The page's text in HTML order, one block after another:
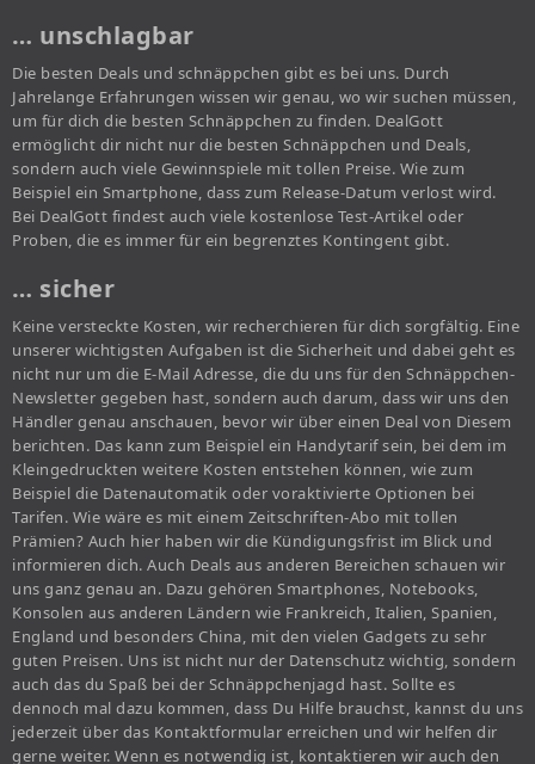
… unschlagbar
Die besten Deals und schnäppchen gibt es bei uns. Durch
Jahrelange Erfahrungen wissen wir genau, wo wir suchen müssen,
um für dich die besten Schnäppchen zu finden. DealGott
ermöglicht dir nicht nur die besten Schnäppchen und Deals,
sondern auch viele Gewinnspiele mit tollen Preise. Wie zum
Beispiel ein Smartphone, dass zum Release-Datum verlost wird.
Bei DealGott findest auch viele kostenlose Test-Artikel oder
Proben, die es immer für ein begrenztes Kontingent gibt.
… sicher
Keine versteckte Kosten, wir recherchieren für dich sorgfältig. Eine
unserer wichtigsten Aufgaben ist die Sicherheit und dabei geht es
nicht nur um die E-Mail Adresse, die du uns für den Schnäppchen-
Newsletter gegeben hast, sondern auch darum, dass wir uns den
Händler genau anschauen, bevor wir über einen Deal von Diesem
berichten. Das kann zum Beispiel ein Handytarif sein, bei dem im
Kleingedruckten weitere Kosten entstehen können, wie zum
Beispiel die Datenautomatik oder voraktivierte Optionen bei
Tarifen. Wie wäre es mit einem Zeitschriften-Abo mit tollen
Prämien? Auch hier haben wir die Kündigungsfrist im Blick und
informieren dich. Auch Deals aus anderen Bereichen schauen wir
uns ganz genau an. Dazu gehören Smartphones, Notebooks,
Konsolen aus anderen Ländern wie Frankreich, Italien, Spanien,
England und besonders China, mit den vielen Gadgets zu sehr
guten Preisen. Uns ist nicht nur der Datenschutz wichtig, sondern
auch das du Spaß bei der Schnäppchenjagd hast. Sollte es
dennoch mal dazu kommen, dass Du Hilfe brauchst, kannst du uns
jederzeit über das Kontaktformular erreichen und wir helfen dir
gerne weiter. Wenn es notwendig ist, kontaktieren wir auch den